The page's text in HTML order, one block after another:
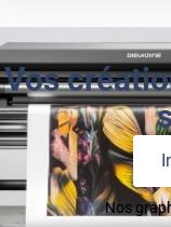
Vos
Nos